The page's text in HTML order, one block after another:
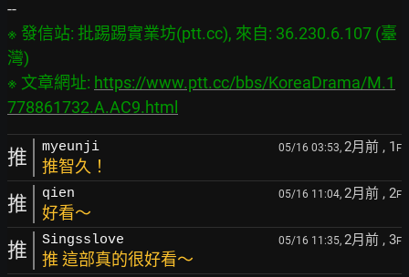
※ 發信站: 批踢踢實業坊(ptt.cc), 來自: 36.230.6.107 (臺
灣)
※ 文章網址: https://www.ptt.cc/bbs/KoreaDrama/M.1
778861732.A.AC9.html
推 myeunji 05/16 03:53, 2月前 , 1 F
推智久！
推 qien 05/16 11:04, 2月前 , 2F
好看～
推 Singsslove 05/16 11:35, 2月前 , 3F
推 這部真的很好看～